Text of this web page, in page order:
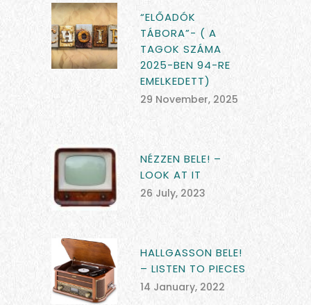
“ELŐADÓK
TÁBORA”- ( A
TAGOK SZÁMA
2025-BEN 94-RE
EMELKEDETT)
29 November, 2025
NÉZZEN BELE! –
LOOK AT IT
26 July, 2023
HALLGASSON BELE!
– LISTEN TO PIECES
14 January, 2022